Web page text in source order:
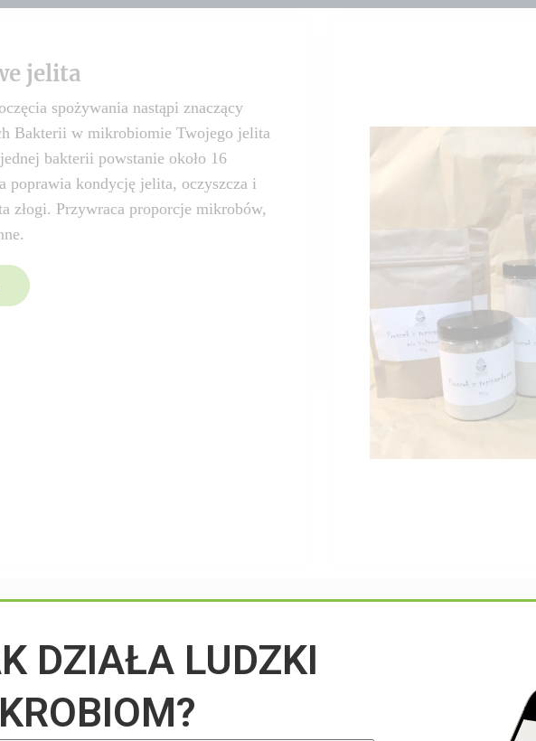
jelita
spożywania nastąpi znaczący
Bakterii w mikrobiomie Twojego jelita
bakterii powstanie około 16
poprawia kondycję jelita, oczyszcza i
złogi. Przywraca proporcje mikrobów,
DZIAŁA LUDZKI